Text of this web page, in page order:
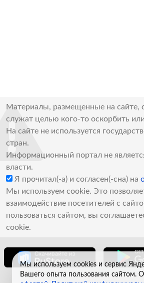
Материалы, размещенные на сайте,
служат целью кого-то оскорбить
На сайте не используется
стран.
Информационный портал не
власти.
Я прочитал(-а) и согласен(-сна) на
Мы используем cookie. Это
взаимодействие посетителей с
пользоваться сайтом, вы
cookie.
Мы используем cookies и сервис
Вашего опыта пользования сайтом.